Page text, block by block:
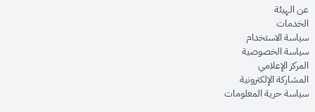
عن الهيئةopens in new window
الخدماتopens in new window
سياسة الاستخدام
سياسة الخصوصيةopens in new window
المركز الإعلاميopens in new window
المشاركة الإلكترونيةopens in new window
سياسة حرية المعلوماتopens in new window